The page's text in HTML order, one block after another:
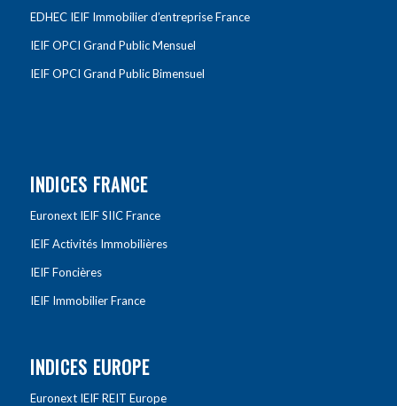
EDHEC IEIF Immobilier d’entreprise France
IEIF OPCI Grand Public Mensuel
IEIF OPCI Grand Public Bimensuel
INDICES FRANCE
Euronext IEIF SIIC France
IEIF Activités Immobilières
IEIF Foncières
IEIF Immobilier France
INDICES EUROPE
Euronext IEIF REIT Europe